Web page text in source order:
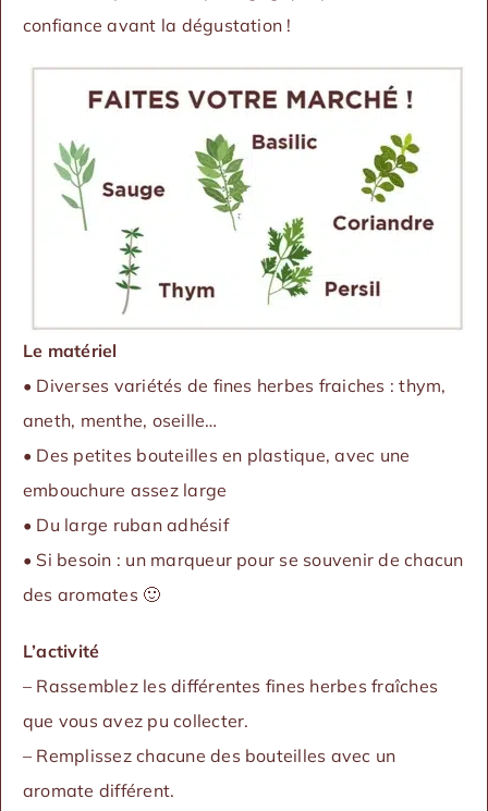
confiance avant la dégustation !
Le matériel
• Diverses variétés de fines herbes fraiches : thym,
aneth, menthe, oseille…
• Des petites bouteilles en plastique, avec une
embouchure assez large
• Du large ruban adhésif
• Si besoin : un marqueur pour se souvenir de chacun
des aromates 🙂
L’activité
– Rassemblez les différentes fines herbes fraîches
que vous avez pu collecter.
– Remplissez chacune des bouteilles avec un
aromate différent.